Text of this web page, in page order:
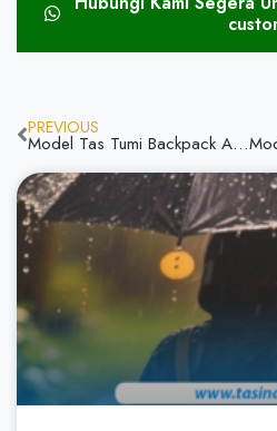
PREVIOUS
Model Tas Tumi Backpack Apa Aja Mari Simak Jangan Ketinggalan Infromasi